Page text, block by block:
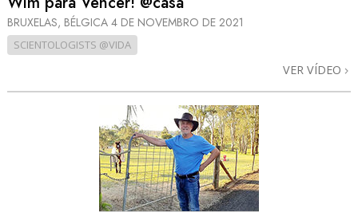
BRUXELAS, BÉLGICA 4 DE NOVEMBRO DE 2021
SCIENTOLOGISTS @VIDA
VER VÍDEO